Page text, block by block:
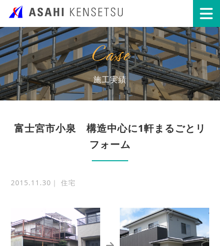
Case
施工実績
富士宮市小泉 構造中心に1軒まるごとリ
フォーム
2015.11.30｜ 住宅